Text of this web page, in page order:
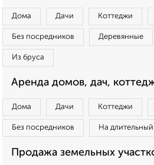
Дома Дачи Коттеджи
Без посредников Деревянные
Из бруса
Аренда домов, дач,
Дома Дачи Коттеджи
Без посредников На
Продажа земельных